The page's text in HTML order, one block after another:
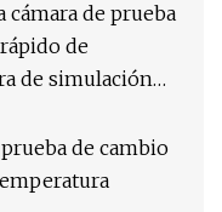
cámara de prueba
de
de simulación
de cambio